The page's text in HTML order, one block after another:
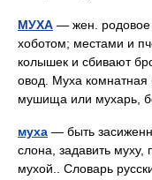
МУХА — жен. родовое
хоботом; местами и
колышек и сбивают
овод. Муха комнатная
мушища или
муха — быть
слона, задавить муху,
мухой.. Словарь